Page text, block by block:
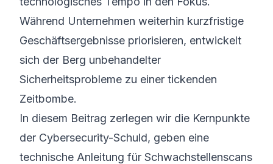
Während Unternehmen weiterhin kurzfristige
Geschäftsergebnisse priorisieren, entwickelt
sich der Berg unbehandelter
Sicherheitsprobleme zu einer tickenden
Zeitbombe.
In diesem Beitrag zerlegen wir die Kernpunkte
der Cybersecurity-Schuld, geben eine
technische Anleitung für Schwachstellenscans